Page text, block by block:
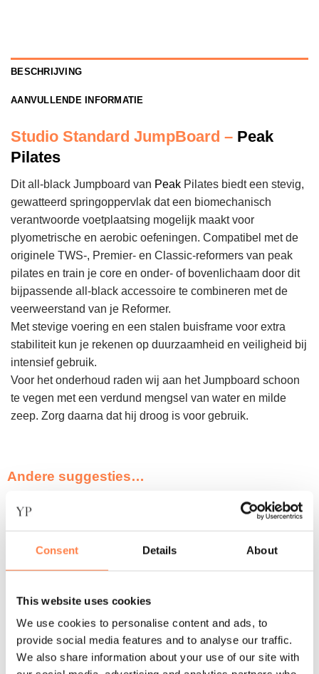
Consent Details About
This website uses cookies
We use cookies to personalise content and ads, to
provide social media features and to analyse our traffic.
We also share information about your use of our site with
BESCHRIJVING
AANVULLENDE INFORMATIE
Studio Standard JumpBoard – Peak
Pilates
Dit all-black Jumpboard van Peak Pilates biedt een stevig,
gewatteerd springoppervlak dat een biomechanisch
verantwoorde voetplaatsing mogelijk maakt voor
plyometrische en aerobic oefeningen. Compatibel met de
originele TWS-, Premier- en Classic-reformers van peak
pilates en train je core en onder- of bovenlichaam door dit
bijpassende all-black accessoire te combineren met de
veerweerstand van je Reformer.
Met stevige voering en een stalen buisframe voor extra
stabiliteit kun je rekenen op duurzaamheid en veiligheid bij
intensief gebruik.
Voor het onderhoud raden wij aan het Jumpboard schoon
te vegen met een verdund mengsel van water en milde
zeep. Zorg daarna dat hij droog is voor gebruik.
Andere suggesties…